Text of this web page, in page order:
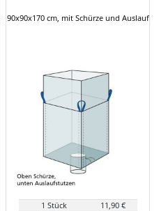
90x90x170 cm, mit Schürze und Auslauf
1 Stück
11,90 €